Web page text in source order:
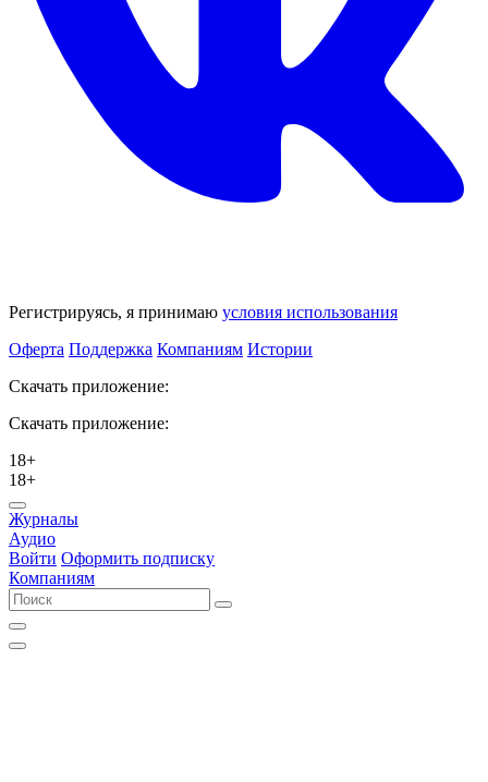
Регистрируясь, я принимаю условия использования
Оферта Поддержка Компаниям Истории
Скачать приложение:
Скачать приложение:
18+
18+
Журналы
Аудио
Войти Оформить подписку
Компаниям